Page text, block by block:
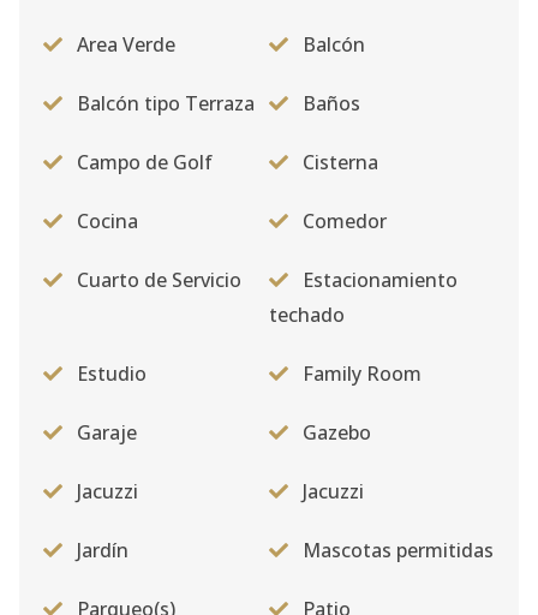
Area Verde Balcón
Balcón tipo Terraza Baños
Campo de Golf Cisterna
Cocina Comedor
Cuarto de Servicio
Estacionamiento
techado
Estudio Family Room
Garaje Gazebo
Jacuzzi Jacuzzi
Jardín Mascotas permitidas
Parqueo(s) Patio